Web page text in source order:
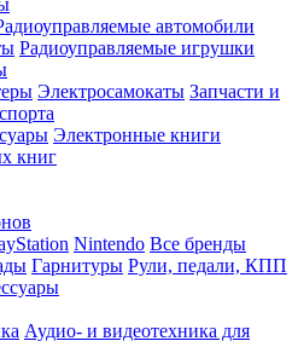
автомобили
Радиоуправляемые игрушки
Электросамокаты Запчасти и
Электронные книги
книг
Nintendo Все бренды
Гарнитуры Рули, педали, КПП
Аудио- и видеотехника для